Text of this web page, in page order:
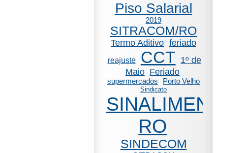
Piso Salarial
2019
SITRACOM/RO
Termo Aditivo feriado
reajuste CCT 1º de
Maio Feriado
supermercados Porto Velho
Sindicato
SINALIMENTOS/
RO
SINDECOM